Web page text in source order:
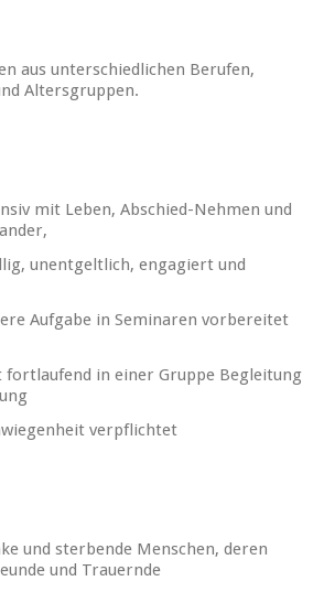
aus unterschiedlichen Berufen,
Altersgruppen.
mit Leben, Abschied-Nehmen und
unentgeltlich, engagiert und
Aufgabe in Seminaren vorbereitet
fortlaufend in einer Gruppe Begleitung
verpflichtet
und sterbende Menschen, deren
und Trauernde